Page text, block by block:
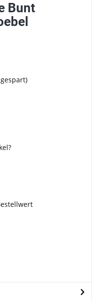
Bunt